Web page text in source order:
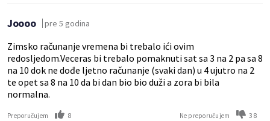
Joooo pre 5 godina
Zimsko računanje vremena bi trebalo ići ovim
redosljedom.Veceras bi trebalo pomaknuti sat sa 3 na 2 pa sa 8
na 10 dok ne dođe ljetno računanje (svaki dan) u 4 ujutro na 2
te opet sa 8 na 10 da bi dan bio bio duži a zora bi bila
normalna.
Preporučujem 8 Ne preporučujem 38